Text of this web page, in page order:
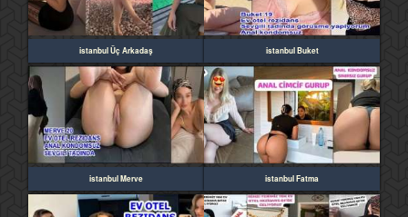
istanbul Üç Arkadaş istanbul Buket
istanbul Merve istanbul Fatma